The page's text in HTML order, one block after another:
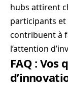
hubs attirent
participants et
contribuent à
l’attention
FAQ : Vos